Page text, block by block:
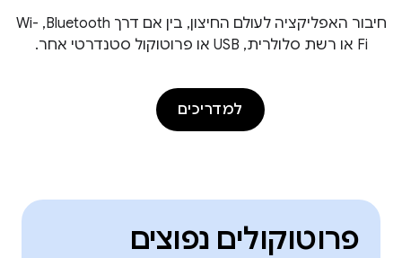
חיבור האפליקציה לעולם החיצון, בין אם דרך Bluetooth,‏ Wi-
Fi או רשת סלולרית, USB או פרוטוקול סטנדרטי אחר.
למדריכים
פרוטוקולים נפוצים